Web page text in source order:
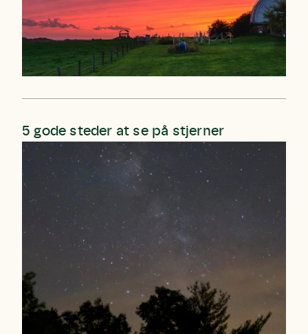
5 gode steder at se på stjerner
Skriv under (hjørring)
Fornavn
Sund Limfjord
Fornavn
Storken tilbage til Kolding
Fornavn